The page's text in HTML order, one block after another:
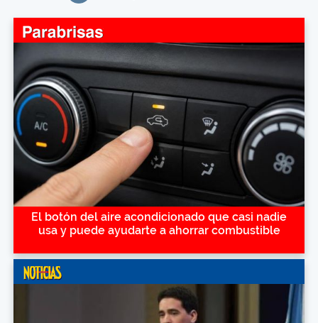
El botón del aire acondicionado que casi nadie
usa y puede ayudarte a ahorrar combustible